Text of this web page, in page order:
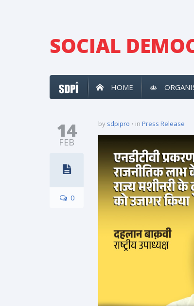
SOCIAL
HOME
14
FEB
0
by sdpipro in Press Release